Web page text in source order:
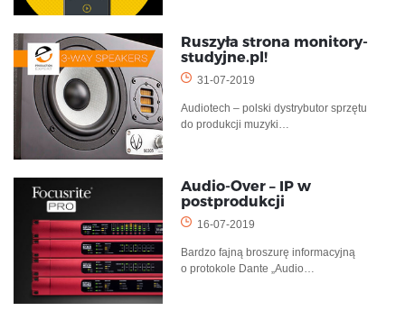
Ruszyła strona monitory-
studyjne.pl!
31-07-2019
Audiotech – polski dystrybutor sprzętu
do produkcji muzyki…
Audio-Over – IP w
postprodukcji
16-07-2019
Bardzo fajną broszurę informacyjną
o protokole Dante „Audio…